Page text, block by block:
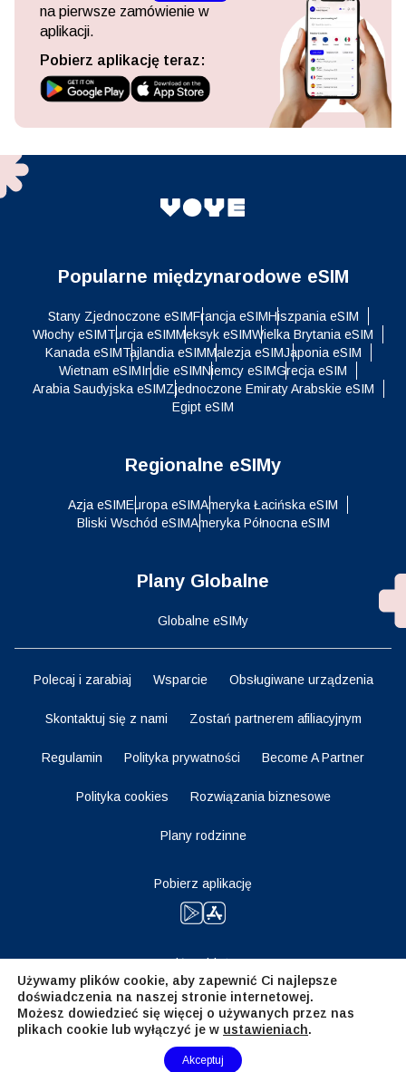
na pierwsze zamówienie w
aplikacji.
Pobierz aplikację teraz:
Popularne międzynarodowe eSIM
Stany Zjednoczone eSIMFrancja eSIMHiszpania eSIM
Włochy eSIMTurcja eSIMMeksyk eSIMWielka Brytania eSIM
Kanada eSIMTajlandia eSIMMalezja eSIMJaponia eSIM
Wietnam eSIMIndie eSIMNiemcy eSIMGrecja eSIM
Arabia Saudyjska eSIMZjednoczone Emiraty Arabskie eSIM
Egipt eSIM
Regionalne eSIMy
Azja eSIMEuropa eSIMAmeryka Łacińska eSIM
Bliski Wschód eSIMAmeryka Północna eSIM
Plany Globalne
Globalne eSIMy
Polecaj i zarabiaj Wsparcie Obsługiwane urządzenia
Skontaktuj się z nami Zostań partnerem afiliacyjnym
Regulamin Polityka prywatności Become A Partner
Polityka cookies Rozwiązania biznesowe
Plany rodzinne
Pobierz aplikację
Bądź na bieżąco
Używamy plików cookie, aby zapewnić Ci najlepsze
doświadczenia na naszej stronie internetowej.
Możesz dowiedzieć się więcej o używanych przez nas
plikach cookie lub wyłączyć je w ustawieniach.
Akceptuj